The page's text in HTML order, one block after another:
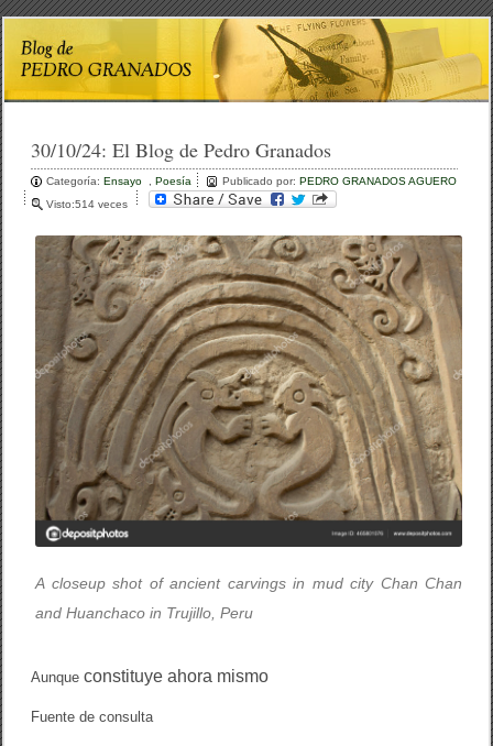
30/10/24:El Blog de Pedro Granados
Categoría:Ensayo ,Poesía Publicado por:PEDRO GRANADOS AGUERO
Visto:514 veces
A closeup shot of ancient carvings in mud city Chan Chan
and Huanchaco in Trujillo, Peru
Aunqueconstituyeahora mismo
Fuente de consulta